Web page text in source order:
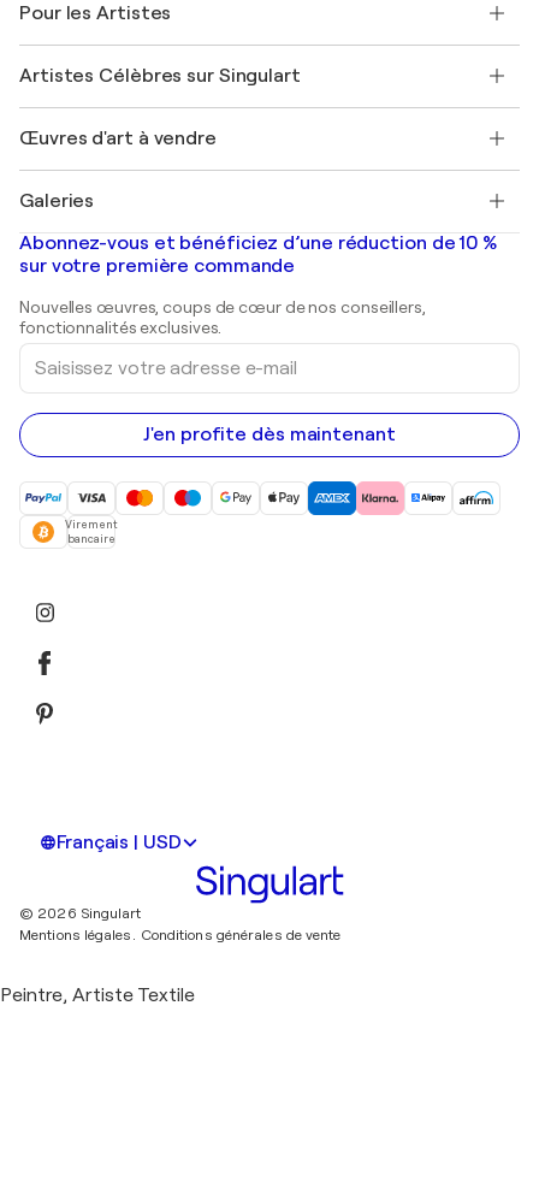
Offrir une carte cadeau
Rejoignez notre programme commercial
Mon compte
+33 1 76 44 06 42
FAQ
Magazine Singulart
Emplois
Découvrez une sélection d'art original
Pour les Artistes
Se connecter en tant qu'Artiste
Artistes Célèbres sur Singulart
Marc Chagall
Banksy
Mr. Brainwash
Shepard Fairey
Œuvres d'art à vendre
Tableaux abstraits à vendre
Peintures de paysage
Estampes
Peintures acryliques
Galeries
Galeries d'art en France
Galeries d'art en Belgique
Abonnez-vous et bénéficiez d’une réduction de 10 %
sur votre première commande
Nouvelles œuvres, coups de cœur de nos conseillers,
fonctionnalités exclusives.
Saisissez
votre
adresse
e-
mail
J'en profite dès maintenant
Virement
bancaire
Français | USD
© 2026 Singulart
Mentions légales.
Conditions générales de vente
Peintre, Artiste Textile